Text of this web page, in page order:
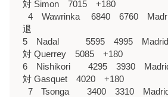
対 Simon 7015 +180
4 Wawrinka 6840 6760
退
5 Nadal 5595 4995
対 Querrey 5085 +180
6 Nishikori 4295 3930
対 Gasquet 4020 +180
7 Tsonga 3400 3310